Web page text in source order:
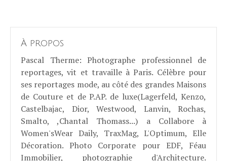
À propos
Pascal Therme: Photographe professionnel de
reportages, vit et travaille à Paris. Célèbre pour
ses reportages mode, au côté des grandes Maisons
de Couture et de P.AP. de luxe(Lagerfeld, Kenzo,
Castelbajac, Dior, Westwood, Lanvin, Rochas,
Smalto, ,Chantal Thomass...) a Collabore à
Women'sWear Daily, TraxMag, L'Optimum, Elle
Décoration. Photo Corporate pour EDF, Féau
Immobilier, photographie d'Architecture.